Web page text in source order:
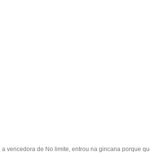
a vencedora de No limite, entrou na gincana porque